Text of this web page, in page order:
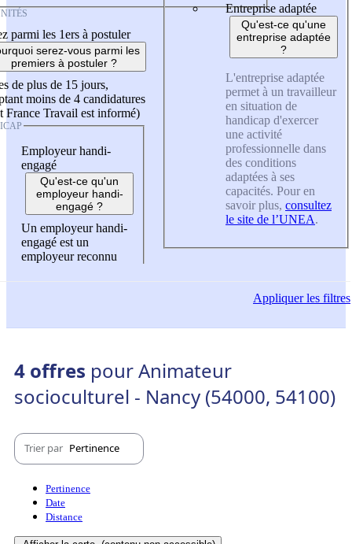
parmi les 1ers à postuler
serez-vous parmi les
premiers à postuler ?
de plus de 15 jours,
moins de 4 candidatures
France Travail est informé)
Employeur handi-
engagé
Qu'est-ce qu'un
employeur handi-
engagé ?
Un employeur handi-
engagé est un
employeur reconnu
Entreprise adaptée
Qu'est-ce qu'une
entreprise adaptée
?
L'entreprise adaptée
permet à un travailleur
en situation de
handicap d'exercer
une activité
professionnelle dans
des conditions
adaptées à ses
capacités. Pour en
savoir plus, consultez
le site de l’UNEA.
Appliquerles filtres
4 offres pour Animateur
socioculturel - Nancy (54000, 54100)
Trier par Pertinence
Pertinence
Date
Distance